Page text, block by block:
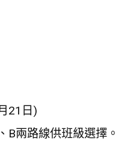
21日)
B兩路線供班級選擇。